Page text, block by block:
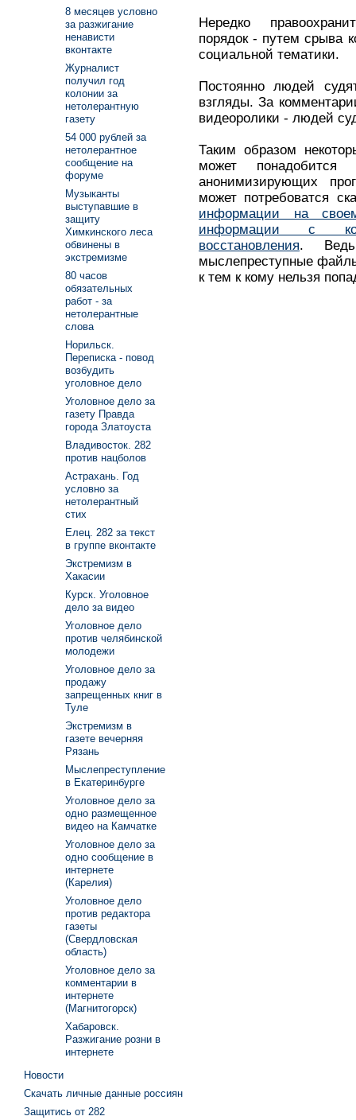
Нередко
порядок - путем срыва
социальной тематики.
Постоянно людей
взгляды. За
видеоролики - людей
Таким образом
может понадобится
анонимизирующих
может потребоватся
информации на
информации с
восстановления. Ведь
мыслепреступные
к тем к кому нельзя
8 месяцев условно
за разжигание
ненависти
вконтакте
Журналист
получил год
колонии за
нетолерантную
газету
54 000 рублей за
нетолерантное
сообщение на
форуме
Музыканты
выступавшие в
защиту
Химкинского леса
обвинены в
экстремизме
80 часов
обязательных
работ - за
нетолерантные
слова
Норильск.
Переписка - повод
возбудить
уголовное дело
Уголовное дело за
газету Правда
города Златоуста
Владивосток. 282
против нацболов
Астрахань. Год
условно за
нетолерантный
стих
Елец. 282 за текст
в группе вконтакте
Экстремизм в
Хакасии
Курск. Уголовное
дело за видео
Уголовное дело
против челябинской
молодежи
Уголовное дело за
продажу
запрещенных книг в
Туле
Экстремизм в
газете вечерняя
Рязань
Мыслепреступление
в Екатеринбурге
Уголовное дело за
одно размещенное
видео на Камчатке
Уголовное дело за
одно сообщение в
интернете
(Карелия)
Уголовное дело
против редактора
газеты
(Свердловская
область)
Уголовное дело за
комментарии в
интернете
(Магнитогорск)
Хабаровск.
Разжигание розни в
интернете
Новости
Скачать личные данные россиян
Защитись от 282